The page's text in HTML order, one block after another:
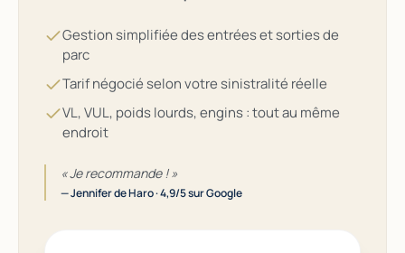
Gestion simplifiée des entrées et sorties de
parc
Tarif négocié selon votre sinistralité réelle
VL, VUL, poids lourds, engins : tout au même
endroit
« Je recommande ! »
— Jennifer de Haro · 4,9/5 sur Google